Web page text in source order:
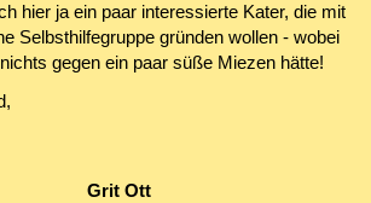
hier ja ein paar interessierte Kater, die mit
Selbsthilfegruppe gründen wollen - wobei
gegen ein paar süße Miezen hätte!
Grit Ott